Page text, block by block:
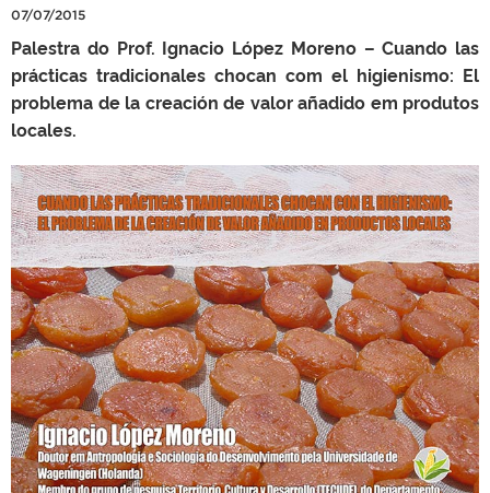
07/07/2015
Palestra do Prof. Ignacio López Moreno – Cuando las
prácticas tradicionales chocan com el higienismo: El
problema de la creación de valor añadido em produtos
locales.